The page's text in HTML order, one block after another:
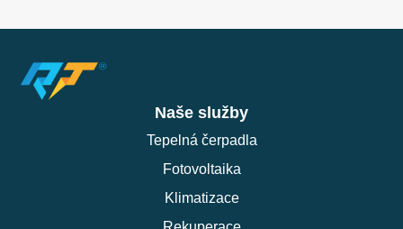
Naše služby
Tepelná čerpadla
Fotovoltaika
Klimatizace